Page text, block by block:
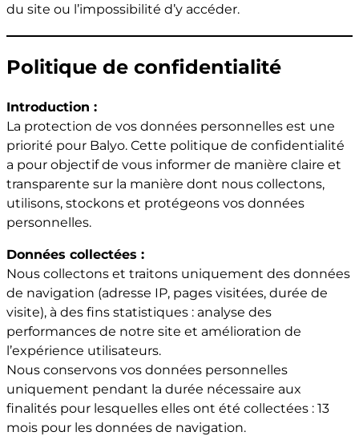
du site ou l’impossibilité d’y accéder.
Politique de confidentialité
Introduction :
La protection de vos données personnelles est une
priorité pour Balyo. Cette politique de confidentialité
a pour objectif de vous informer de manière claire et
transparente sur la manière dont nous collectons,
utilisons, stockons et protégeons vos données
personnelles.
Données collectées :
Nous collectons et traitons uniquement des données
de navigation (adresse IP, pages visitées, durée de
visite), à des fins statistiques : analyse des
performances de notre site et amélioration de
l’expérience utilisateurs.
Nous conservons vos données personnelles
uniquement pendant la durée nécessaire aux
finalités pour lesquelles elles ont été collectées : 13
mois pour les données de navigation.